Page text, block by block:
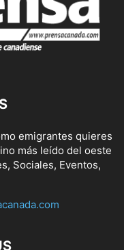
emigrantes quieres
más leído del oeste
Sociales, Eventos,